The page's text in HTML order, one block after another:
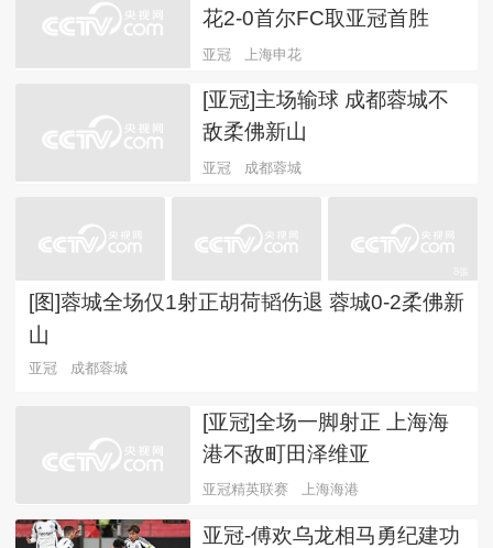
花2-0首尔FC取亚冠首胜
亚冠 上海申花
[亚冠]主场输球 成都蓉城不
敌柔佛新山
亚冠 成都蓉城
[图]蓉城全场仅1射正胡荷韬伤退 蓉城0-2柔佛新
山
亚冠 成都蓉城
[亚冠]全场一脚射正 上海海
港不敌町田泽维亚
亚冠精英联赛 上海海港
亚冠-傅欢乌龙相马勇纪建功